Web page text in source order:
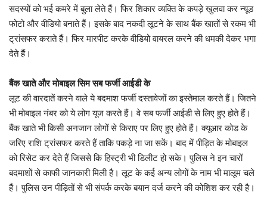
सदस्यों को भई कमरे में बुला लेते हैं। फिर शिकार व्यक्ति के कपड़े खुलवा कर न्यूड
फोटो और वीडियो बनाते हैं। इसके बाद नकदी लूटने के साथ बैंक खातों से रकम भी
ट्रांसफर कराते हैं। फिर मारपीट करके वीडियो वायरल करने की धमकी देकर भगा
देते हैं।
बैंक खाते और मोबाइल सिम सब फर्जी आईडी के
लूट की वारदातें करने वाले ये बदमाश फर्जी दस्तावेजों का इस्तेमाल करते हैं। जितने
भी मोबाइल नंबर को ये लोग यूज करते हैं। वे सब फर्जी आईडी से लिए हुए होते हैं।
बैंक खाते भी किसी अनजान लोगों से किराए पर लिए हुए होते हैं। क्यूआर कोड के
जरिए राशि ट्रांसफर करते हैं ताकि पकड़े ना जा सकें। बाद में पीड़ित के मोबाइल
को रिसेट कर देते हैं जिससे कि हिस्ट्री भी डिलीट हो सके। पुलिस ने इन चारों
बदमाशों से काफी जानकारी मिली है। लूट के कई अन्य लोगों के नाम भी मालूम चले
हैं। पुलिस उन पीड़ितों से भी संपर्क करके बयान दर्ज करने की कोशिश कर रही है।